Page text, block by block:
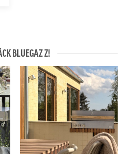
BLUEGAZ Z!